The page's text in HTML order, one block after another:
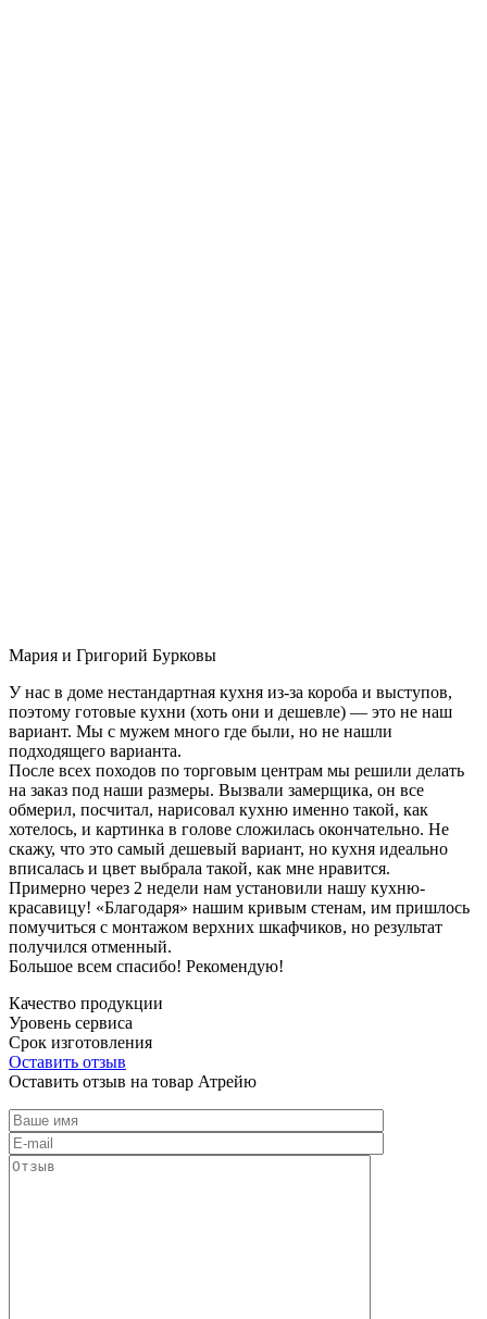
Мария и Григорий Бурковы
У нас в доме нестандартная кухня из-за короба и выступов,
поэтому готовые кухни (хоть они и дешевле) — это не наш
вариант. Мы с мужем много где были, но не нашли
подходящего варианта.
После всех походов по торговым центрам мы решили делать
на заказ под наши размеры. Вызвали замерщика, он все
обмерил, посчитал, нарисовал кухню именно такой, как
хотелось, и картинка в голове сложилась окончательно. Не
скажу, что это самый дешевый вариант, но кухня идеально
вписалась и цвет выбрала такой, как мне нравится.
Примерно через 2 недели нам установили нашу кухню-
красавицу! «Благодаря» нашим кривым стенам, им пришлось
помучиться с монтажом верхних шкафчиков, но результат
получился отменный.
Большое всем спасибо! Рекомендую!
Качество продукции
Уровень сервиса
Срок изготовления
Оставить отзыв
Оставить отзыв на товар Атрейю